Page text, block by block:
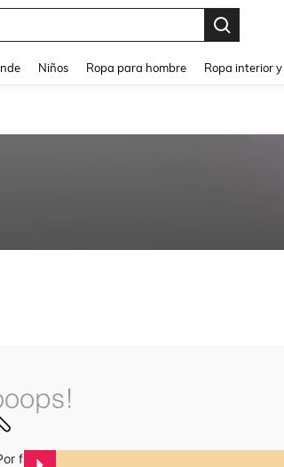
Niños Ropa para hombre Ropa interior
favor inténtalo de nuevo.